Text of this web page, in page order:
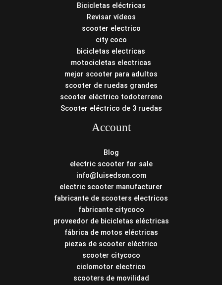
Bicicletas eléctricas
Revisar vídeos
scooter electrico
city coco
bicicletas electricas
motocicletas electricas
mejor scooter para adultos
scooter de ruedas grandes
scooter eléctrico todoterreno
Scooter eléctrico de 3 ruedas
Account
Blog
electric scooter for sale
info@luisedson.com
electric scooter manufacturer
fabricante de scooters electricos
fabricante citycoco
proveedor de bicicletas eléctricas
fábrica de motos eléctricas
piezas de scooter eléctrico
scooter citycoco
ciclomotor electrico
scooters de movilidad